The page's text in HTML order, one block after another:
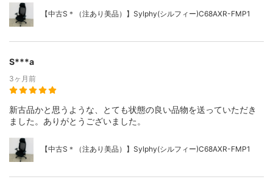
【中古S＊（注あり美品）】Sylphy(シルフィー)C68AXR-FMP1
S***a
3ヶ月前
新古品かと思うような、とても状態の良い品物を送っていただき
ました。ありがとうございました。
【中古S＊（注あり美品）】Sylphy(シルフィー)C68AXR-FMP1